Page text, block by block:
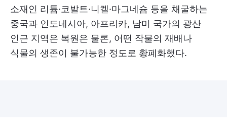
소재인 리튬·코발트·니켈·마그네슘 등을 채굴하는
중국과 인도네시아, 아프리카, 남미 국가의 광산
인근 지역은 복원은 물론, 어떤 작물의 재배나
식물의 생존이 불가능한 정도로 황폐화했다.